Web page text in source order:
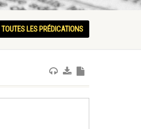
TOUTES LES PRÉDICATIONS